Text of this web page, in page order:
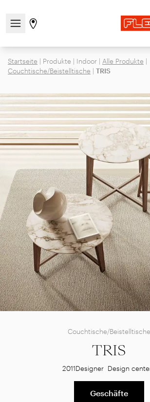
Navigationsmenü öffnen / schließen
Gehen Sie zur Store-Seite
Startseite | Produkte | Indoor | Alle Produkte |
Couchtische/Beistelltische | TRIS
Couchtische/Beistelltische
TRIS
2011Designer Design
Geschäfte